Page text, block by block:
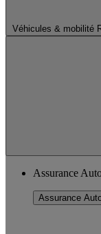
Véhicules & mobilité
Assurance
Assurance